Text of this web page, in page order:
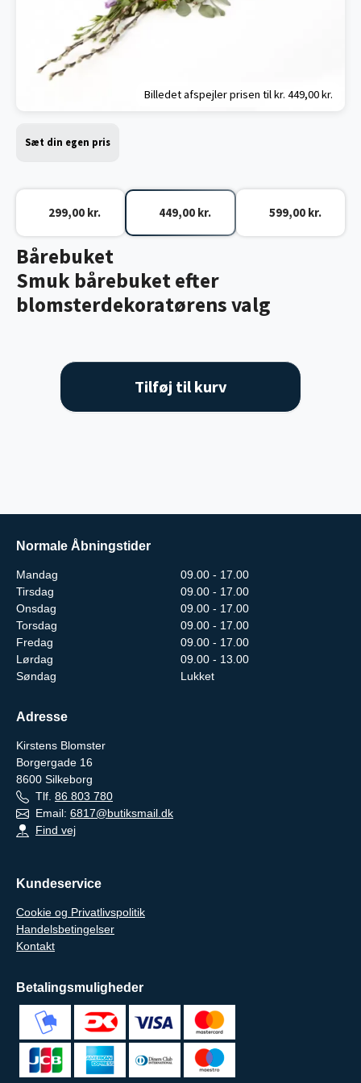
Billedet afspejler prisen til kr. 449,00 kr.
Bårebuket
Smuk bårebuket efter
blomsterdekoratørens valg
Sæt din egen pris
299,00 kr. 449,00 kr. 599,00 kr.
Tilføj til kurv
Normale Åbningstider
Mandag
09.00 - 17.00
Tirsdag
09.00 - 17.00
Onsdag
09.00 - 17.00
Torsdag
09.00 - 17.00
Fredag
09.00 - 17.00
Lørdag
09.00 - 13.00
Søndag
Lukket
Adresse
Kirstens Blomster
Borgergade 16
8600 Silkeborg
Tlf. 86 803 780
Email: 6817@butiksmail.dk
Find vej
Kundeservice
Cookie og Privatlivspolitik
Handelsbetingelser
Kontakt
Betalingsmuligheder